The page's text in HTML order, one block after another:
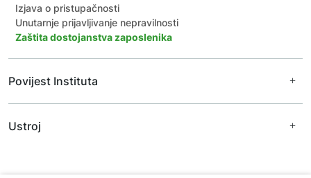
Izjava o pristupačnosti
Unutarnje prijavljivanje nepravilnosti
Zaštita dostojanstva zaposlenika
Povijest Instituta
Prijašnji djelatnici
Ustroj